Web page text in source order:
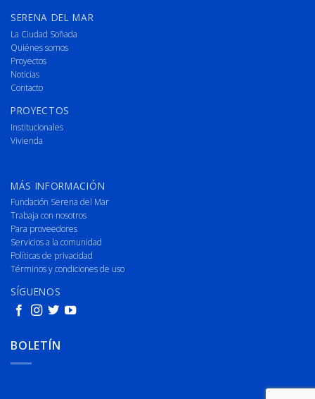
SERENA DEL MAR
La Ciudad Soñada
Quiénes somos
Proyectos
Noticias
Contacto
PROYECTOS
Institucionales
Vivienda
MÁS INFORMACIÓN
Fundación Serena del Mar
Trabaja con nosotros
Para proveedores
Servicios a la comunidad
Políticas de privacidad
Términos y condiciones de uso
SÍGUENOS
BOLETÍN